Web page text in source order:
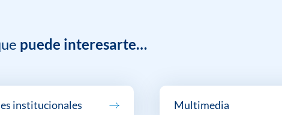
puede interesarte…
institucionales Multimedia